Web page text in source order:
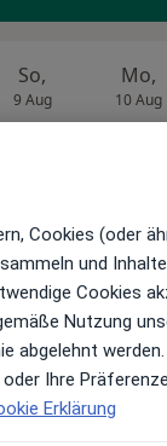
So,
9 Aug
Mo,
10 Aug
nicht verfügbar
senden
Cookies (oder
und
Cookies
Nutzung
abgelehnt werden.
Ihre
Erklärung